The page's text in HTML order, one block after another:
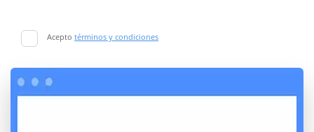
Acepto términos y condiciones